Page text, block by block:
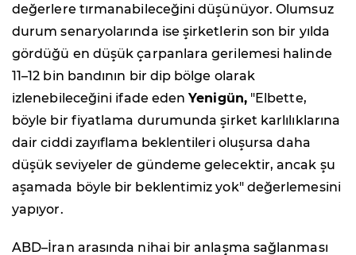
değerlere tırmanabileceğini düşünüyor. Olumsuz
durum senaryolarında ise şirketlerin son bir yılda
gördüğü en düşük çarpanlara gerilemesi halinde
11–12 bin bandının bir dip bölge olarak
izlenebileceğini ifade edenYenigün,"Elbette,
böyle bir fiyatlama durumunda şirket karlılıklarına
dair ciddi zayıflama beklentileri oluşursa daha
düşük seviyeler de gündeme gelecektir, ancak şu
aşamada böyle bir beklentimiz yok" değerlemesini
yapıyor.
ABD–İran arasında nihai bir anlaşma sağlanması